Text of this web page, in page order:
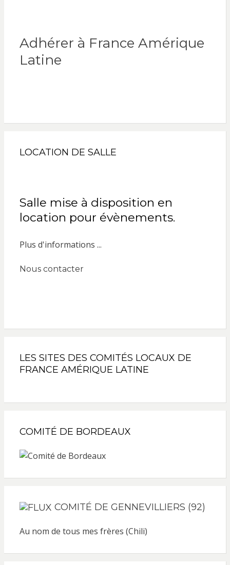
Adhérer à France Amérique
Latine
LOCATION DE SALLE
Salle mise à disposition en
location pour évènements.
Plus d'informations ...
Nous contacter
LES SITES DES COMITÉS LOCAUX DE
FRANCE AMÉRIQUE LATINE
COMITÉ DE BORDEAUX
COMITÉ DE GENNEVILLIERS (92)
Au nom de tous mes frères (Chili)